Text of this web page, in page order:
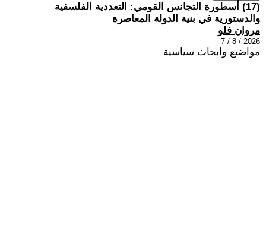
(17) أسطورة التجانس القومي: التعددية الفلسفية
والدستورية في بنية الدولة المعاصرة
مروان فلو
2026 / 8 / 7
مواضيع وابحاث سياسية